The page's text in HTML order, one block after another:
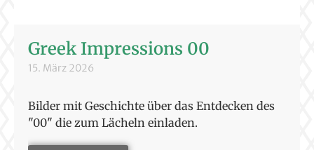
Greek Impressions 00
15. März 2026
Bilder mit Geschichte über das Entdecken des
"00" die zum Lächeln einladen.